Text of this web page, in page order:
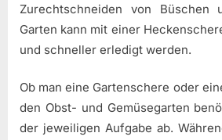
Zurechtschneiden von Büschen
Garten kann mit einer
und schneller erledigt werden.
Ob man eine Gartenschere oder
den Obst- und Gemüsegarten
der jeweiligen Aufgabe ab.